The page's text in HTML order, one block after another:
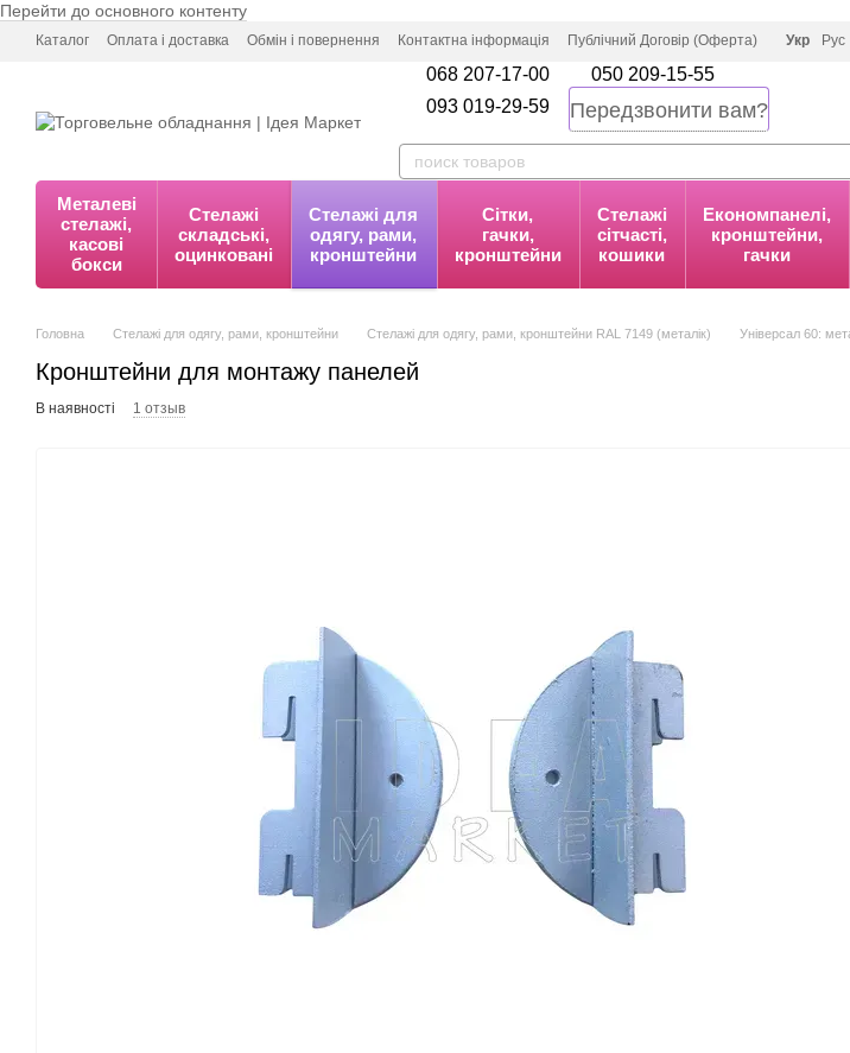
Перейти до основного контенту
Каталог Оплата і доставка Обмін і повернення Контактна інформація Публічний Договір (Оферта) Укр Рус
068 207-17-00
050 209-15-55
093 019-29-59
Передзвонити вам?
Металеві
стелажі,
касові
бокси
Стелажі
складські,
оцинковані
Стелажі для
одягу, рами,
кронштейни
Сітки,
гачки,
кронштейни
Стелажі
сітчасті,
кошики
Економпанелі,
кронштейни,
гачки
Головна Стелажі для одягу, рами, кронштейни Стелажі для одягу, рами, кронштейни RAL 7149 (металік) Універсал 60:
Кронштейни для монтажу панелей
В наявності 1 отзыв